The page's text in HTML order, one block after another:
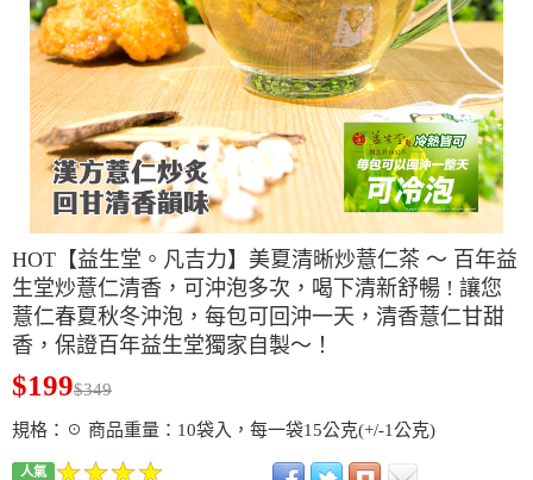
HOT【益生堂。凡吉力】美夏清晰炒薏仁茶 ～ 百年益
生堂炒薏仁清香，可沖泡多次，喝下清新舒暢 ! 讓您
薏仁春夏秋冬沖泡，每包可回沖一天，清香薏仁甘甜
香，保證百年益生堂獨家自製～！
$199$349
規格：☉ 商品重量：10袋入，每一袋15公克(+/-1公克)
人氣